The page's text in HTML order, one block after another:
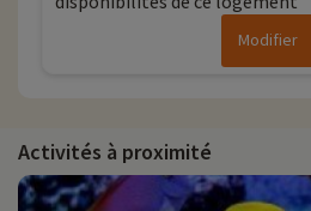
Modifier
Activités à proximité